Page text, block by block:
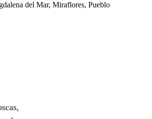
del Mar, Miraflores, Pueblo